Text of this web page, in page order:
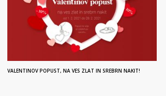
VALENTINOV POPUST, NA VES ZLAT IN SREBRN NAKIT!